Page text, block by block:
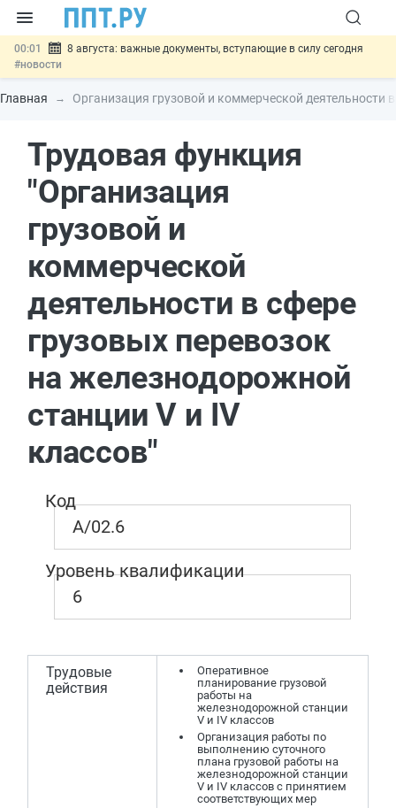
00:01
8 августа: важные документы, вступающие в силу сегодня
#новости
07.08 Подписан закон о блокировке продажи опасных товаров через
«Честный знак»#новости
07.08
Госпошлину за устранение ошибок в документах предлагают
отменить #новости
07.08
отношений #новости
Главная Организация грузовой и коммерческой
Трудовая функция
"Организация
грузовой и
коммерческой
деятельности в сфере
грузовых перевозок
на железнодорожной
станции V и IV
классов"
Код
A/02.6
Уровень квалификации
6
Трудовые
действия
Оперативное
планирование грузовой
работы на
железнодорожной станции
V и IV классов
Организация работы по
выполнению суточного
плана грузовой работы на
железнодорожной станции
V и IV классов с принятием
соответствующих мер